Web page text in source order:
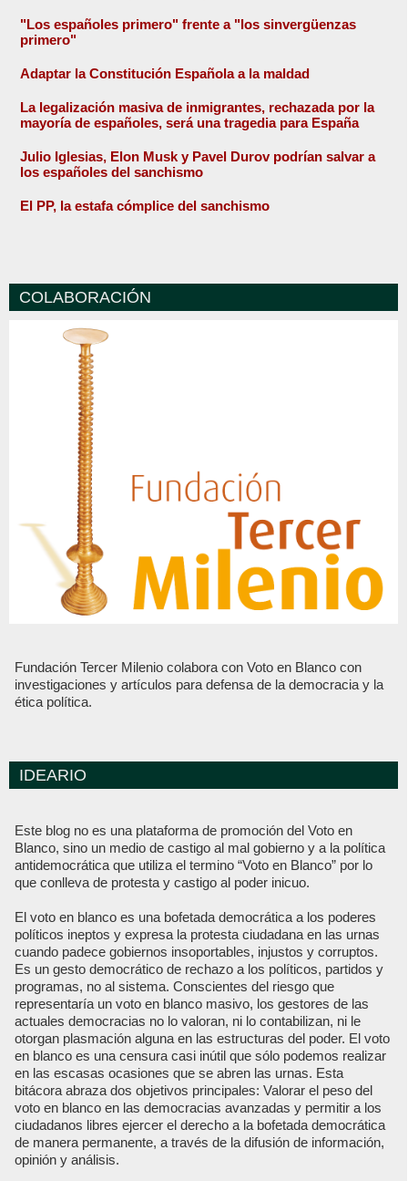
"Los españoles primero" frente a "los sinvergüenzas
primero"
Adaptar la Constitución Española a la maldad
La legalización masiva de inmigrantes, rechazada por la
mayoría de españoles, será una tragedia para España
Julio Iglesias, Elon Musk y Pavel Durov podrían salvar a
los españoles del sanchismo
El PP, la estafa cómplice del sanchismo
COLABORACIÓN
Fundación Tercer Milenio colabora con Voto en Blanco con
investigaciones y artículos para defensa de la democracia y la
ética política.
IDEARIO
Este blog no es una plataforma de promoción del Voto en
Blanco, sino un medio de castigo al mal gobierno y a la política
antidemocrática que utiliza el termino “Voto en Blanco” por lo
que conlleva de protesta y castigo al poder inicuo.
El voto en blanco es una bofetada democrática a los poderes
políticos ineptos y expresa la protesta ciudadana en las urnas
cuando padece gobiernos insoportables, injustos y corruptos.
Es un gesto democrático de rechazo a los políticos, partidos y
programas, no al sistema. Conscientes del riesgo que
representaría un voto en blanco masivo, los gestores de las
actuales democracias no lo valoran, ni lo contabilizan, ni le
otorgan plasmación alguna en las estructuras del poder. El voto
en blanco es una censura casi inútil que sólo podemos realizar
en las escasas ocasiones que se abren las urnas. Esta
bitácora abraza dos objetivos principales: Valorar el peso del
voto en blanco en las democracias avanzadas y permitir a los
ciudadanos libres ejercer el derecho a la bofetada democrática
de manera permanente, a través de la difusión de información,
opinión y análisis.